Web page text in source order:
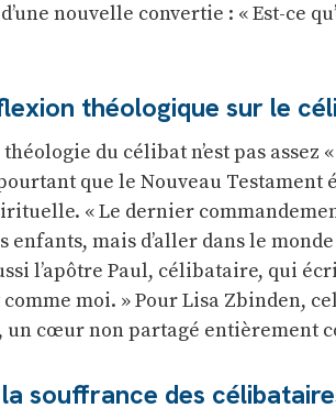
nouvelle convertie : « Est-ce
théologique sur le
du célibat n’est pas assez
que le Nouveau Testament
« Le dernier commandement
enfants, mais d’aller dans le
l’apôtre Paul, célibataire, qui
moi. » Pour Lisa Zbinden,
cœur non partagé entièrement
souffrance des